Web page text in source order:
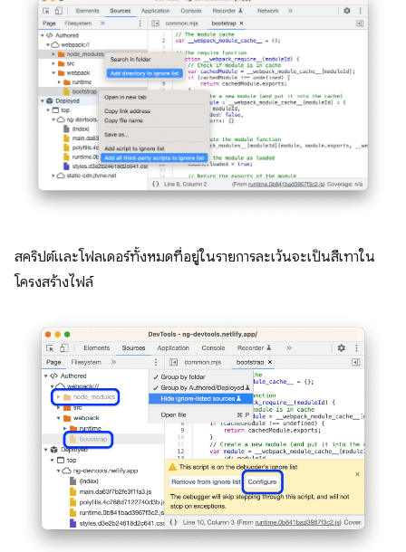
สคริปต์และโฟลเดอร์ทั้งหมดที่อยู่ในรายการละเว้นจะเป็นสีเทาใน
โครงสร้างไฟล์